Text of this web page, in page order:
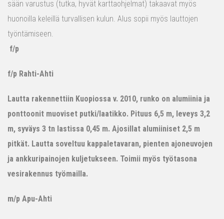
sään varustus (tutka, hyvät karttaohjelmat) takaavat myös
huonoilla keleillä turvallisen kulun. Alus sopii myös lauttojen
työntämiseen.
f/p
f/p Rahti-Ahti
Lautta rakennettiin Kuopiossa v. 2010, runko on alumiinia ja
ponttoonit muoviset putki/laatikko. Pituus 6,5 m, leveys 3,2
m, syväys 3 tn lastissa 0,45 m. Ajosillat alumiiniset 2,5 m
pitkät. Lautta soveltuu kappaletavaran, pienten ajoneuvojen
ja ankkuripainojen kuljetukseen. Toimii myös työtasona
vesirakennus työmailla.
m/p Apu-Ahti